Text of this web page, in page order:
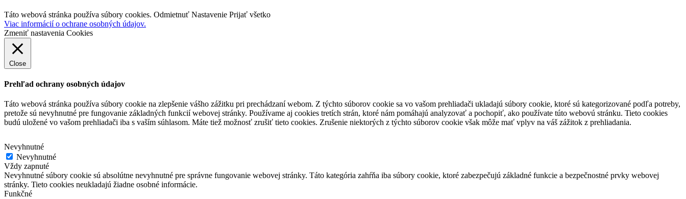
Táto webová stránka používa súbory cookies. Odmietnuť Nastavenie Prijať všetko
Viac informácií o ochrane osobných údajov.
Zmeniť nastavenia Cookies
Close
Prehľad ochrany osobných údajov
Táto webová stránka používa súbory cookie na zlepšenie vášho zážitku pri prechádzaní webom. Z týchto súborov cookie sa vo vašom prehliadači ukladajú súbory cookie, ktoré sú kategorizované podľa potreby,
pretože sú nevyhnutné pre fungovanie základných funkcií webovej stránky. Používame aj cookies tretích strán, ktoré nám pomáhajú analyzovať a pochopiť, ako používate túto webovú stránku. Tieto cookies
budú uložené vo vašom prehliadači iba s vaším súhlasom. Máte tiež možnosť zrušiť tieto cookies. Zrušenie niektorých z týchto súborov cookie však môže mať vplyv na váš zážitok z prehliadania.
Nevyhnutné
Nevyhnutné
Vždy zapnuté
Nevyhnutné súbory cookie sú absolútne nevyhnutné pre správne fungovanie webovej stránky. Táto kategória zahŕňa iba súbory cookie, ktoré zabezpečujú základné funkcie a bezpečnostné prvky webovej
stránky. Tieto cookies neukladajú žiadne osobné informácie.
Funkčné